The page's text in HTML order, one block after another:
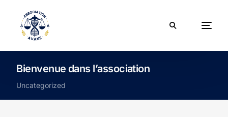
Bienvenue dans l’association
Uncategorized